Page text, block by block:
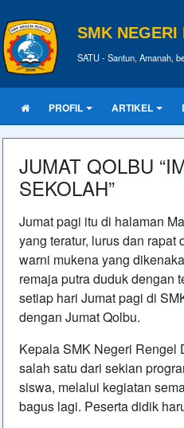
SMK NEGERI
SATU - Santun, Amanah,
PROFIL ARTIKEL
JUMAT QOLBU
SEKOLAH”
Jumat pagi itu di halaman
yang teratur, lurus dan
warni mukena yang
remaja putra duduk dengan
setiap hari Jumat pagi di
dengan Jumat Qolbu.
Kepala SMK Negeri Rengel
salah satu dari sekian
siswa, melalui kegiatan
bagus lagi. Peserta didik